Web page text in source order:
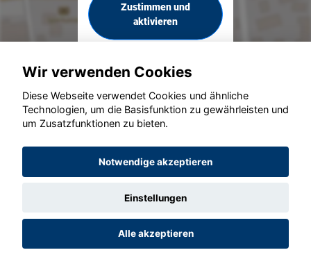
Zustimmen und
aktivieren
© konjunkturmotor.de GmbH 2020 - 2026
Wir verwenden Cookies
Diese Webseite verwendet Cookies und ähnliche
Technologien, um die Basisfunktion zu gewährleisten und
um Zusatzfunktionen zu bieten.
Notwendige akzeptieren
Einstellungen
Alle akzeptieren